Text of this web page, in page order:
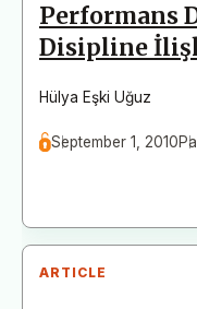
Performans
Disipline
Hülya Eşki Uğuz
September 1, 2010
ARTICLE